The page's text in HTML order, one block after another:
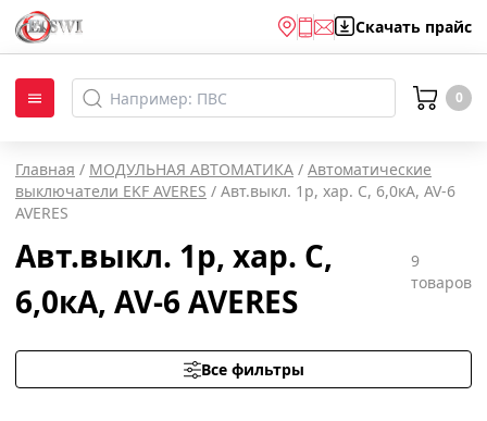
Скачать прайс
0
Главная / МОДУЛЬНАЯ АВТОМАТИКА / Автоматические
выключатели EKF AVERES / Авт.выкл. 1р, хар. С, 6,0кА, AV-6
AVERES
Авт.выкл. 1р, хар. С,
6,0кА, AV-6 AVERES
9
товаров
Все фильтры